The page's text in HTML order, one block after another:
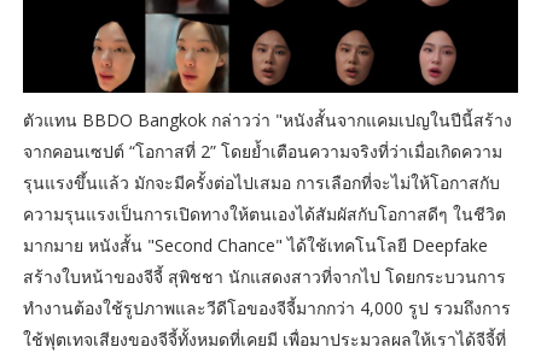
ตัวแทน BBDO Bangkok กล่าวว่า "หนังสั้นจากแคมเปญในปีนี้สร้าง
จากคอนเซปต์ “โอกาสที่ 2” โดยย้ำเตือนความจริงที่ว่าเมื่อเกิดความ
รุนแรงขึ้นแล้ว มักจะมีครั้งต่อไปเสมอ การเลือกที่จะไม่ให้โอกาสกับ
ความรุนแรงเป็นการเปิดทางให้ตนเองได้สัมผัสกับโอกาสดีๆ ในชีวิต
มากมาย หนังสั้น "Second Chance" ได้ใช้เทคโนโลยี Deepfake
สร้างใบหน้าของจีจี้ สุพิชชา นักแสดงสาวที่จากไป โดยกระบวนการ
ทำงานต้องใช้รูปภาพและวีดีโอของจีจี้มากกว่า 4,000 รูป รวมถึงการ
ใช้ฟุตเทจเสียงของจีจี้ทั้งหมดที่เคยมี เพื่อมาประมวลผลให้เราได้จีจี้ที่